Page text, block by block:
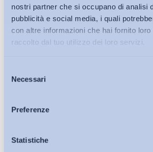
nostri partner che si occupano di analisi
pubblicità e social media, i quali
con altre informazioni che hai fornito loro
raccolto dal tuo utilizzo dei loro servizi.
delNecessari
Preferenze
Statistiche
Bollettini ADAPT
Articoli
Osservatori
Ho letto e Accetto il trattamento dei dati